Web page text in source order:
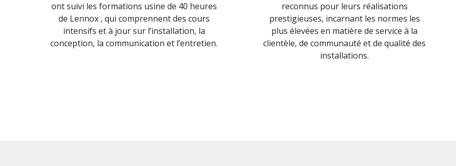
ont suivi les formations usine de 40 heures
de Lennox , qui comprennent des cours
intensifs et à jour sur l’installation, la
conception, la communication et l’entretien.
reconnus pour leurs réalisations
prestigieuses, incarnant les normes les
plus élevées en matière de service à la
clientèle, de communauté et de qualité des
installations.